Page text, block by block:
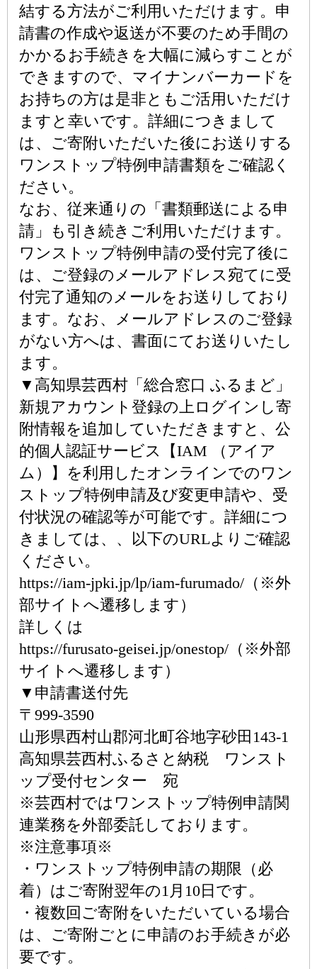
結する方法がご利用いただけます。申
請書の作成や返送が不要のため手間の
かかるお手続きを大幅に減らすことが
できますので、マイナンバーカードを
お持ちの方は是非ともご活用いただけ
ますと幸いです。詳細につきまして
は、ご寄附いただいた後にお送りする
ワンストップ特例申請書類をご確認く
ださい。
なお、従来通りの「書類郵送による申
請」も引き続きご利用いただけます。
ワンストップ特例申請の受付完了後に
は、ご登録のメールアドレス宛てに受
付完了通知のメールをお送りしており
ます。なお、メールアドレスのご登録
がない方へは、書面にてお送りいたし
ます。
▼高知県芸西村「総合窓口 ふるまど」
新規アカウント登録の上ログインし寄
附情報を追加していただきますと、公
的個人認証サービス【IAM （アイア
ム）】を利用したオンラインでのワン
ストップ特例申請及び変更申請や、受
付状況の確認等が可能です。詳細につ
きましては、、以下のURLよりご確認
ください。
https://iam-jpki.jp/lp/iam-furumado/（※外
部サイトへ遷移します）
詳しくは
https://furusato-geisei.jp/onestop/（※外部
サイトへ遷移します）
▼申請書送付先
〒999-3590
山形県西村山郡河北町谷地字砂田143-1
高知県芸西村ふるさと納税 ワンスト
ップ受付センター 宛
※芸西村ではワンストップ特例申請関
連業務を外部委託しております。
※注意事項※
・ワンストップ特例申請の期限（必
着）はご寄附翌年の1月10日です。
・複数回ご寄附をいただいている場合
は、ご寄附ごとに申請のお手続きが必
要です。